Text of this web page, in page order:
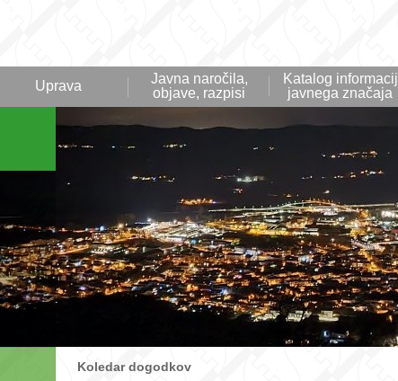
Uprava
Javna naročila,
objave, razpisi
Katalog informacij
javnega značaja
Koledar dogodkov